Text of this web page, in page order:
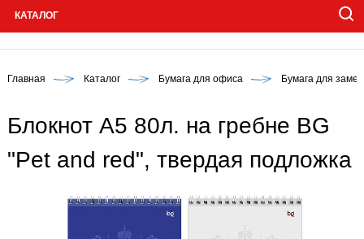
КАТАЛОГ
Главная Каталог Бумага для офиса Бумага для
Блокнот А5 80л. на гребне BG
"Pet and red", твердая подложка